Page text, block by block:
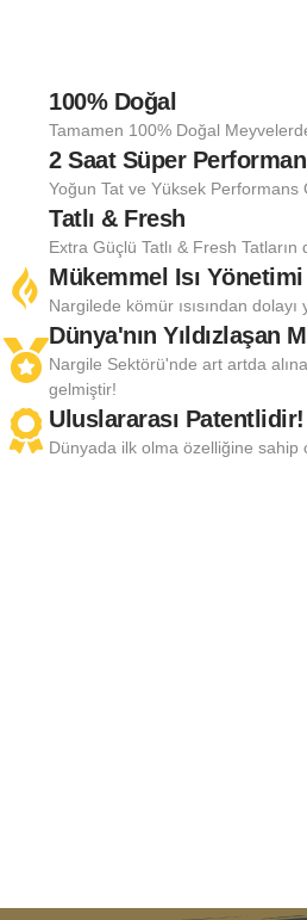
100% Doğal
Tamamen 100% Doğal
2 Saat Süper
Yoğun Tat ve Yüksek Performans
Tatlı & Fresh
Extra Güçlü Tatlı & Fresh Tatların
Mükemmel Isı Yönetimi
Nargilede kömür ısısından
Dünya'nın Yıldızlaşan
Nargile Sektörü'nde art artda
gelmiştir!
Uluslararası Patentlidir!
Dünyada ilk olma özelliğine